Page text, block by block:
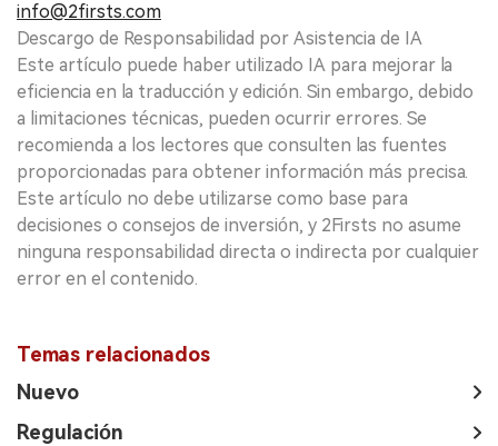
info@2firsts.com
Descargo de Responsabilidad por Asistencia de IA
Este artículo puede haber utilizado IA para mejorar la
eficiencia en la traducción y edición. Sin embargo, debido
a limitaciones técnicas, pueden ocurrir errores. Se
recomienda a los lectores que consulten las fuentes
proporcionadas para obtener información más precisa.
Este artículo no debe utilizarse como base para
decisiones o consejos de inversión, y 2Firsts no asume
ninguna responsabilidad directa o indirecta por cualquier
error en el contenido.
Temas relacionados
Nuevo
Regulación